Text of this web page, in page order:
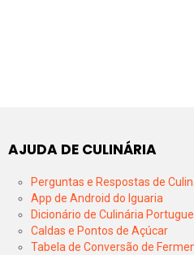
AJUDA DE CULINÁRIA
Perguntas e Respostas de
App de Android do Iguaria
Dicionário de Culinária
Caldas e Pontos de Açúcar
Tabela de Conversão de